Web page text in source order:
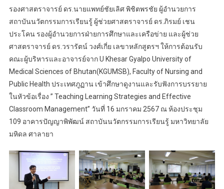
รองศาสตราจารย์ ดร.นายแพทย์ชัยเลิศ พิชิตพรชัย ผู้อำนวยการ
สถาบันนวัตกรรมการเรียนรู้ ผู้ช่วยศาสตราจารย์ ดร.ภิรมย์ เชน
ประโคน รองผู้อำนวยการฝ่ายการศึกษาและเครือข่าย และผู้ช่วย
ศาสตราจารย์ ดร.วรารัตน์ วงศ์เกี่ย เลขาหลักสูตรฯ ให้การต้อนรับ
คณะผู้บริหารและอาจารย์จาก U Khesar Gyalpo University of
Medical Sciences of Bhutan(KGUMSB), Faculty of Nursing and
Public Health ประเทศภูฏาน เข้าศึกษาดูงานและรับฟังการบรรยาย
ในหัวข้อเรื่อง ” Teaching Learning Strategies and Effective
Classroom Management” วันที่ 16 มกราคม 2567 ณ ห้องประชุม
109 อาคารปัญญาพิพัฒน์ สถาบันนวัตกรรมการเรียนรู้ มหาวิทยาลัย
มหิดล ศาลายา